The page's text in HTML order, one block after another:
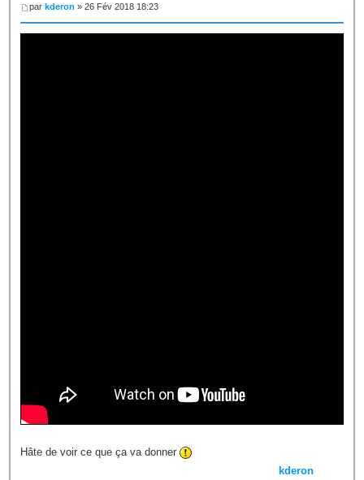
parkderon » 26 Fév 2018 18:23
Hâte de voir ce que ça va donner
kderon